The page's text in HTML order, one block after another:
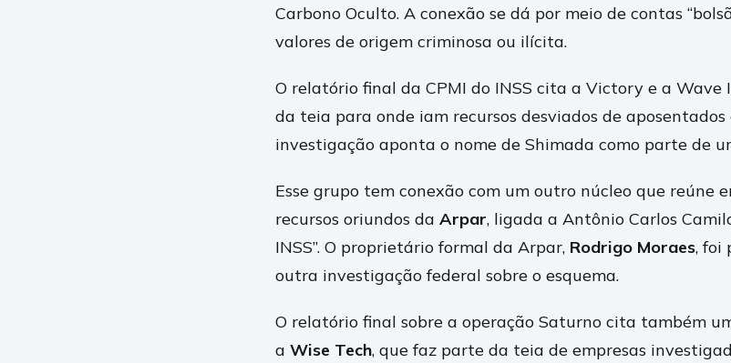
Carbono Oculto. A conexão se dá por meio de contas
valores de origem criminosa ou ilícita.
O relatório final da CPMI do INSS cita a Victory e a Wave
da teia para onde iam recursos desviados de aposentados
investigação aponta o nome de Shimada como parte de
Esse grupo tem conexão com um outro núcleo que reúne
recursos oriundos da Arpar, ligada a Antônio Carlos
INSS”. O proprietário formal da Arpar, Rodrigo Moraes, foi
outra investigação federal sobre o esquema.
O relatório final sobre a operação Saturno cita também
a Wise Tech, que faz parte da teia de empresas